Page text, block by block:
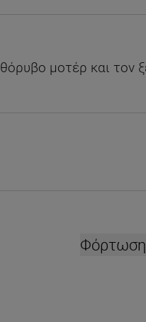
μοτέρ και τον